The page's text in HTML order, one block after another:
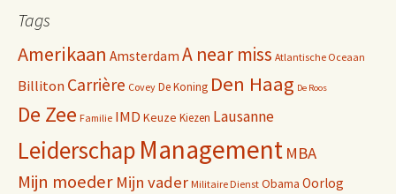
Tags
Amerikaan Amsterdam A near miss Atlantische Oceaan
BillitonCarrière Covey De Koning Den Haag De Roos
De Zee Familie IMD Keuze Kiezen Lausanne
Leiderschap Management MBA
Mijn moeder Mijn vader Militaire Dienst Obama Oorlog